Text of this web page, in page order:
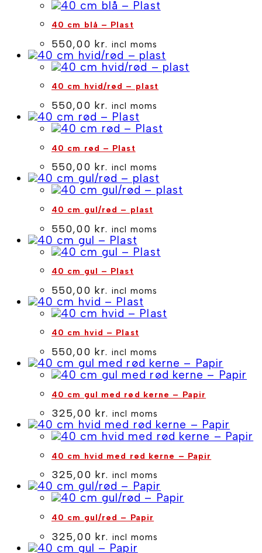
40 cm blå – Plast
550,00 kr. incl moms
40 cm hvid/rød – plast
550,00 kr. incl moms
40 cm rød – Plast
550,00 kr. incl moms
40 cm gul/rød – plast
550,00 kr. incl moms
40 cm gul – Plast
550,00 kr. incl moms
40 cm hvid – Plast
550,00 kr. incl moms
40 cm gul med rød kerne – Papir
325,00 kr. incl moms
40 cm hvid med rød kerne – Papir
325,00 kr. incl moms
40 cm gul/rød – Papir
325,00 kr. incl moms